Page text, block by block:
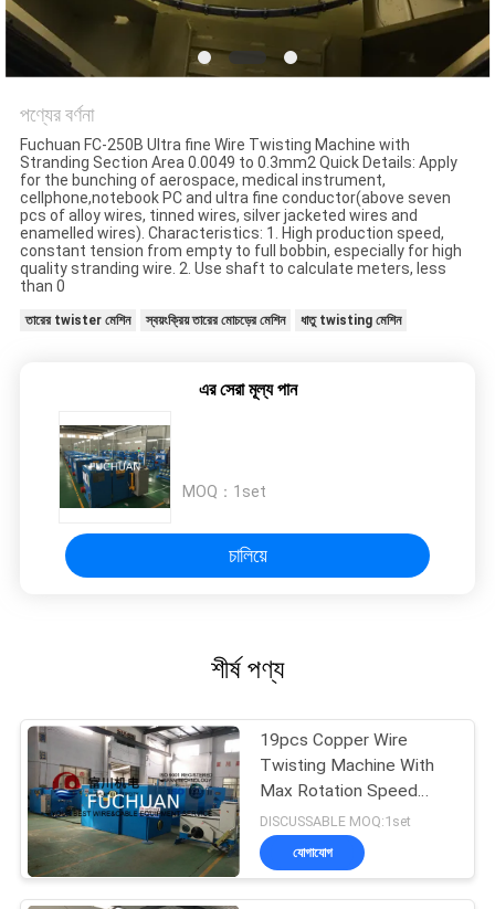
সাইট
ম্যাপ
PRIVACY
POLICY
পণ্যের বর্ণনা
Fuchuan FC-250B Ultra fine Wire Twisting Machine with
Stranding Section Area 0.0049 to 0.3mm2 Quick Details: Apply
for the bunching of aerospace, medical instrument,
cellphone,notebook PC and ultra fine conductor(above seven
pcs of alloy wires, tinned wires, silver jacketed wires and
enamelled wires). Characteristics: 1. High production speed,
constant tension from empty to full bobbin, especially for high
quality stranding wire. 2. Use shaft to calculate meters, less
than 0
তারের twister মেশিন স্বয়ংক্রিয় তারের মোচড়ের মেশিন ধাতু twisting মেশিন
এর সেরা মূল্য পান
MOQ： 1set
চালিয়ে
শীর্ষ পণ্য
19pcs Copper Wire
Twisting Machine With
Max Rotation Speed
2000rpm / 4000TPM
DISCUSSABLE MOQ:1set
যোগাযোগ